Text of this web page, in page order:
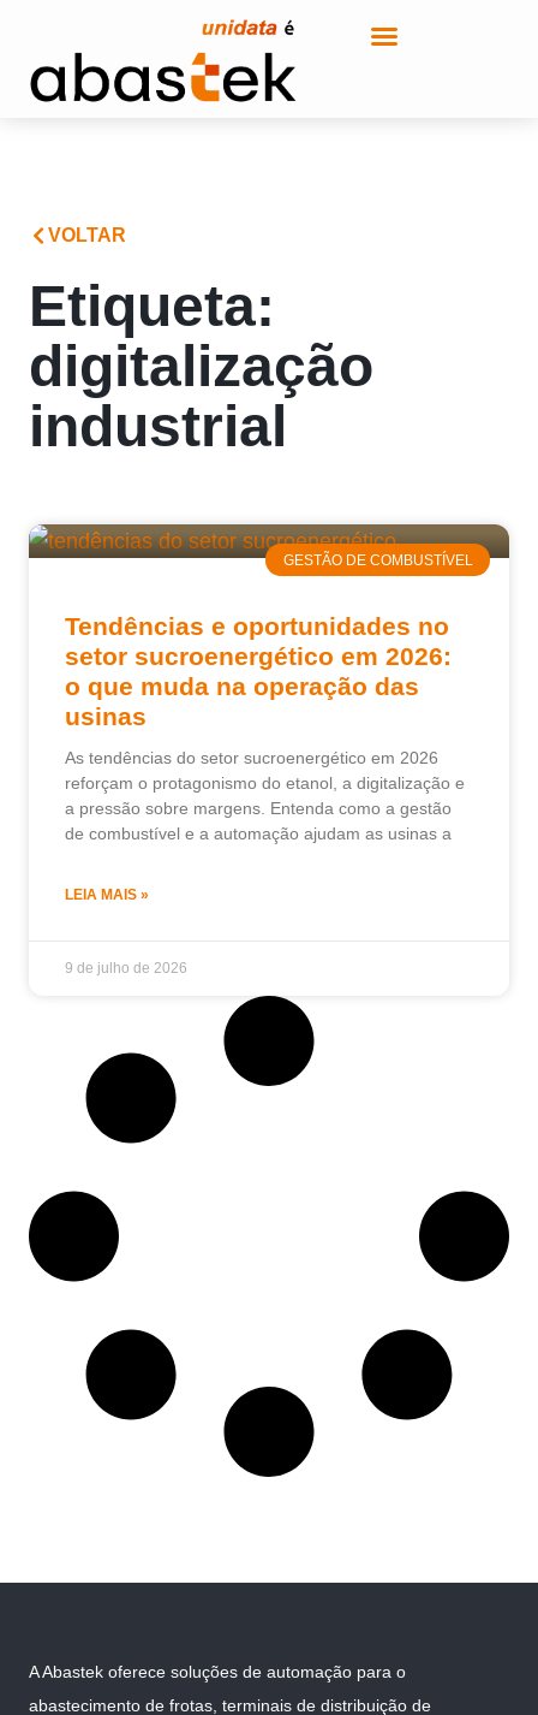
VOLTAR
Etiqueta:
digitalização
industrial
GESTÃO DE COMBUSTÍVEL
Tendências e oportunidades no
setor sucroenergético em 2026:
o que muda na operação das
usinas
As tendências do setor sucroenergético em 2026
reforçam o protagonismo do etanol, a digitalização e
a pressão sobre margens. Entenda como a gestão
de combustível e a automação ajudam as usinas a
LEIA MAIS »
9 de julho de 2026
A Abastek oferece soluções de automação para o
abastecimento de frotas, terminais de distribuição de